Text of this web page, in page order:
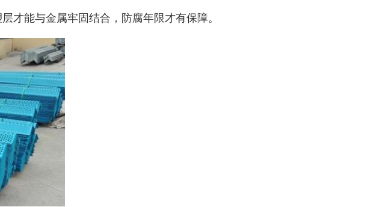
才能与金属牢固结合，防腐年限才有保障。